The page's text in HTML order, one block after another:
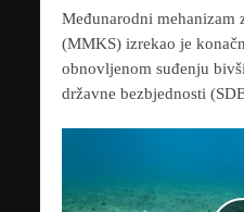
Međunarodni mehanizam
(MMKS) izrekao je
obnovljenom suđenju
državne bezbjednosti